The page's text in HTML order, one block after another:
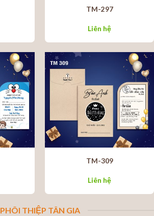
TM-297
Liên hệ
TM-309
Liên hệ
PHÔI THIỆP TÂN GIA